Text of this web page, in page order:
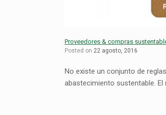
Proveedores & compras
Posted on 22 agosto, 2016
No existe un conjunto de
abastecimiento sustentable.